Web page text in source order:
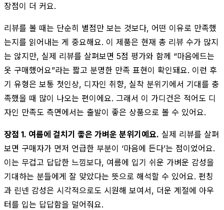
장점이 더 커요.
리뷰를 볼 때는 단순히 별점만 보는 것보다, 어떤 이유로 만족했
는지를 읽어내는 게 중요해요. 이 제품은 현재 총 리뷰 수가 많지
는 않지만, 실제 리뷰를 살펴보면 5점 평가와 함께 “마음에드는
옷 구매했어요”라는 짧고 분명한 만족 표현이 확인돼요. 이런 후
기 유형은 보통 첫인상, 디자인 취향, 실착 분위기에서 기대를 충
족했을 때 많이 나오는 편이에요. 그래서 이 가디건은 적어도 디
자인 만족도 측면에서는 출발이 좋은 상품으로 볼 수 있어요.
장점 1. 여름에 걸치기 좋은 가벼운 분위기예요. 실제 리뷰를 살펴
보면 구매자가 먼저 언급한 부분이 ‘마음에 든다’는 점이었어요.
이는 무겁고 답답한 느낌보다, 여름에 입기 쉬운 가벼운 감성을
기대하는 분들에게 잘 맞았다는 뜻으로 해석할 수 있어요. 펀칭
과 린넨 감성은 시각적으로도 시원해 보여서, 더운 계절에 아우
터를 입는 답답함을 덜어줘요.